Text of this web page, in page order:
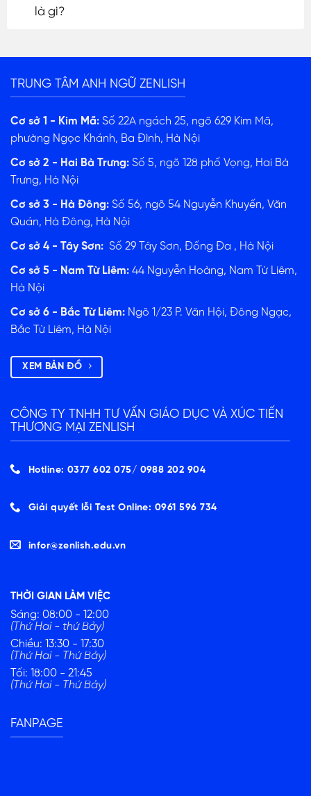
là gì?
TRUNG TÂM ANH NGỮ ZENLISH
Cơ sở 1 - Kim Mã: Số 22A ngách 25, ngõ 629 Kim Mã,
phường Ngọc Khánh, Ba Đình, Hà Nội
Cơ sở 2 - Hai Bà Trưng: Số 5, ngõ 128 phố Vọng, Hai Bà
Trưng, Hà Nội
Cơ sở 3 - Hà Đông: Số 56, ngõ 54 Nguyễn Khuyến, Văn
Quán, Hà Đông, Hà Nội
Cơ sở 4 - Tây Sơn: Số 29 Tây Sơn, Đống Đa , Hà Nội
Cơ sở 5 - Nam Từ Liêm: 44 Nguyễn Hoàng, Nam Từ Liêm,
Hà Nội
Cơ sở 6 - Bắc Từ Liêm: Ngõ 1/23 P. Văn Hội, Đông Ngạc,
Bắc Từ Liêm, Hà Nội
XEM BẢN ĐỒ
CÔNG TY TNHH TƯ VẤN GIÁO DỤC VÀ XÚC TIẾN
THƯƠNG MẠI ZENLISH
Hotline: 0377 602 075/ ‭0988 202 904‬
Giải quyết lỗi Test Online: 0961 596 734
infor@zenlish.edu.vn
THỜI GIAN LÀM VIỆC
Sáng: 08:00 - 12:00
(Thứ Hai - thứ Bảy)
Chiều: 13:30 - 17:30
(Thứ Hai - Thứ Bảy)
Tối: 18:00 - 21:45
(Thứ Hai - Thứ Bảy)
FANPAGE